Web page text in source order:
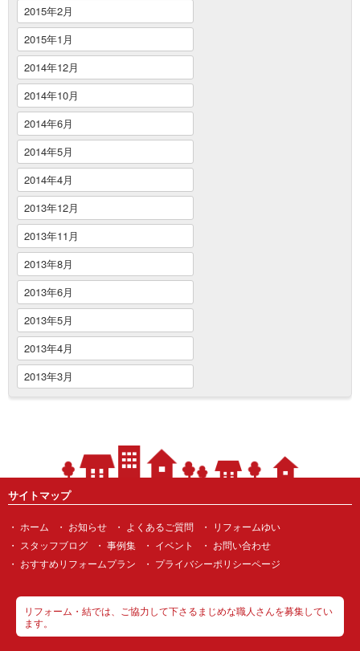
2015年2月
2015年1月
2014年12月
2014年10月
2014年6月
2014年5月
2014年4月
2013年12月
2013年11月
2013年8月
2013年6月
2013年5月
2013年4月
2013年3月
サイトマップ
ホーム お知らせ よくあるご質問
リフォームゆい
スタッフブログ
事例集 イベント
お問い合わせ
おすすめリフォームプラン
プライバシーポリシーページ
リフォーム・結では、ご協力して下さるまじめな職人さんを募集してい
ます。